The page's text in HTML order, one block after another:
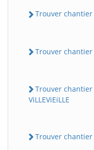
Trouver chantier
Trouver chantier
Trouver chantier
ViLLEViEiLLE
Trouver chantier